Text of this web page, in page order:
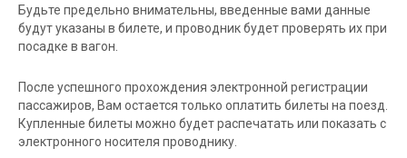
Будьте предельно внимательны, введенные вами данные
будут указаны в билете, и проводник будет проверять их при
посадке в вагон.
После успешного прохождения электронной регистрации
пассажиров, Вам остается только оплатить билеты на поезд.
Купленные билеты можно будет распечатать или показать с
электронного носителя проводнику.